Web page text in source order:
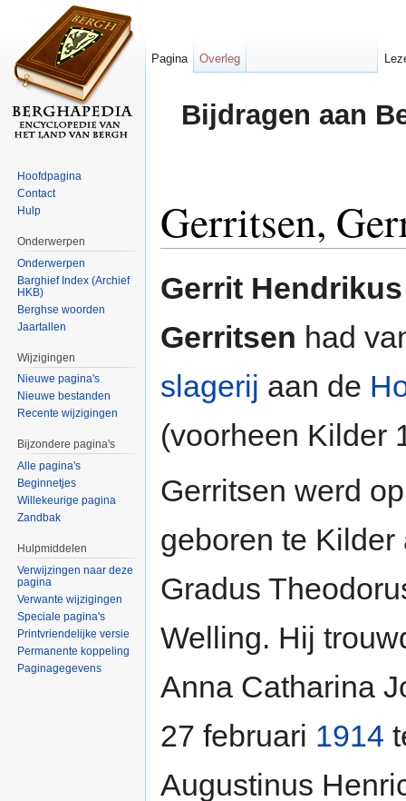
Bijdragen aan
Gerritsen,
Gerrit
Gerritsen had
slagerij aan de
(voorheen Kilder
Gerritsen werd
geboren te Kilder
Gradus
Welling. Hij
Anna Catharina
27 februari 1914
Augustinus
Pagina Overleg
Hoofdpagina
Contact
Hulp
Onderwerpen
Onderwerpen
Barghief Index (Archief
HKB)
Berghse woorden
Jaartallen
Wijzigingen
Nieuwe pagina's
Nieuwe bestanden
Recente wijzigingen
Bijzondere pagina's
Alle pagina's
Beginnetjes
Willekeurige pagina
Zandbak
Hulpmiddelen
Verwijzingen naar deze
pagina
Verwante wijzigingen
Speciale pagina's
Printvriendelijke versie
Permanente koppeling
Paginagegevens